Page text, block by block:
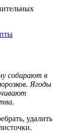
собирают в
Ягоды
удалить